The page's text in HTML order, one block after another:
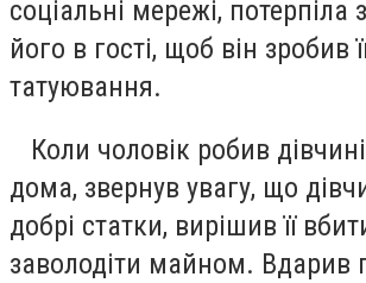
соціальні мережі, потерпіла
його в гості, щоб він зробив
татуювання.
Коли чоловік робив
дома, звернув увагу, що
добрі статки, вирішив її
заволодіти майном. Вдарив